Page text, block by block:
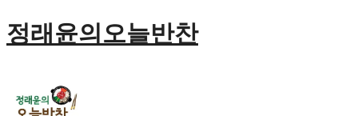
정래윤의오늘반찬